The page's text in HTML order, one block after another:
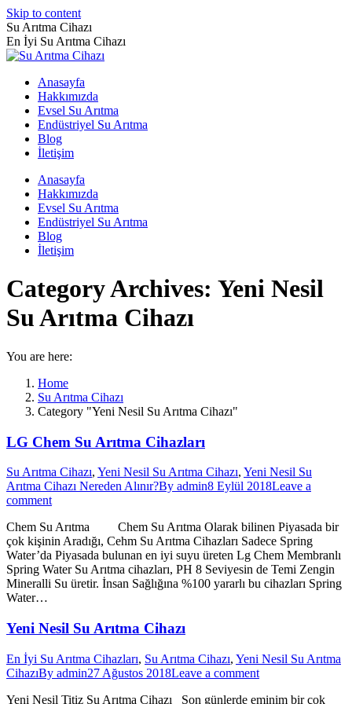
Skip to content
Su Arıtma Cihazı
En İyi Su Arıtma Cihazı
Anasayfa
Hakkımızda
Evsel Su Arıtma
Endüstriyel Su Arıtma
Blog
İletişim
Anasayfa
Hakkımızda
Evsel Su Arıtma
Endüstriyel Su Arıtma
Blog
İletişim
Category Archives: Yeni Nesil
Su Arıtma Cihazı
You are here:
Home
Su Arıtma Cihazı
Category "Yeni Nesil Su Arıtma Cihazı"
LG Chem Su Arıtma Cihazları
Su Arıtma Cihazı, Yeni Nesil Su Arıtma Cihazı, Yeni Nesil Su
Arıtma Cihazı Nereden Alınır?By admin8 Eylül 2018Leave a
comment
Chem Su Arıtma Chem Su Arıtma Olarak bilinen Piyasada bir
çok kişinin Aradığı, Cehm Su Arıtma Cihazları Sadece Spring
Water’da Piyasada bulunan en iyi suyu üreten Lg Chem Membranlı
Spring Water Su Arıtma cihazları, PH 8 Seviyesin de Temi Zengin
Mineralli Su üretir. İnsan Sağlığına %100 yararlı bu cihazları Spring
Water…
Yeni Nesil Su Arıtma Cihazı
En İyi Su Arıtma Cihazları, Su Arıtma Cihazı, Yeni Nesil Su Arıtma
CihazıBy admin27 Ağustos 2018Leave a comment
Yeni Nesil Titiz Su Arıtma Cihazı Son günlerde eminim bir çok